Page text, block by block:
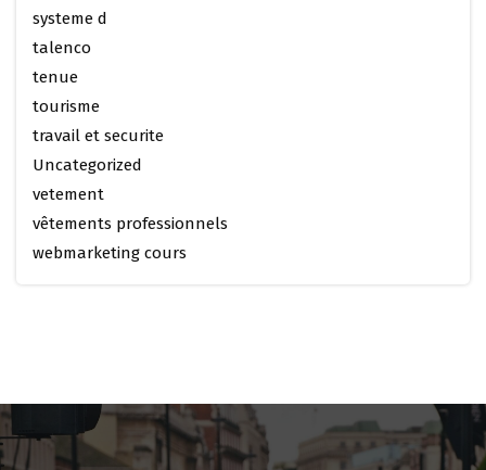
systeme d
talenco
tenue
tourisme
travail et securite
Uncategorized
vetement
vêtements professionnels
webmarketing cours